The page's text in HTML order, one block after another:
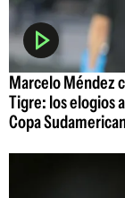
Marcelo Méndez
Tigre: los elogios
Copa